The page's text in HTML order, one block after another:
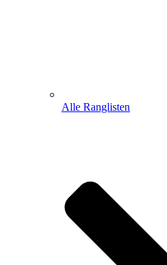
Alle Ranglisten